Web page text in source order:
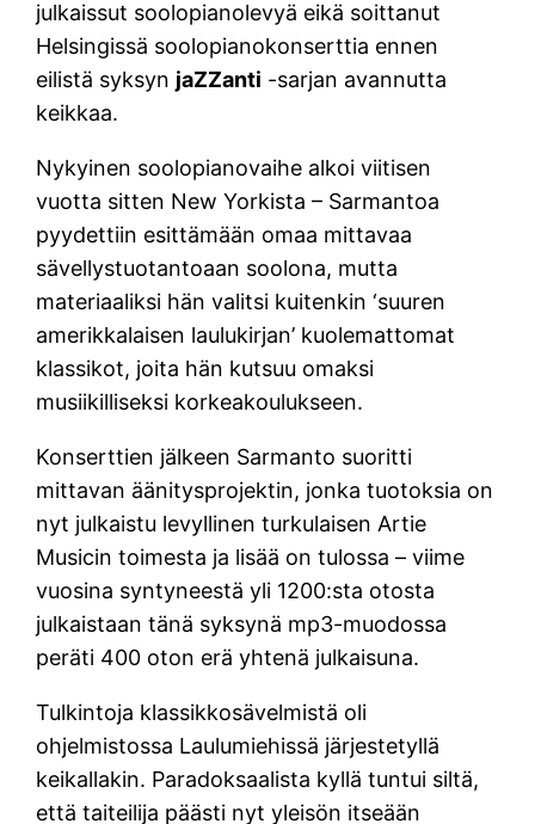
julkaissut soolopianolevyä eikä soittanut
Helsingissä soolopianokonserttia ennen
eilistä syksyn jaZZanti -sarjan avannutta
keikkaa.
Nykyinen soolopianovaihe alkoi viitisen
vuotta sitten New Yorkista – Sarmantoa
pyydettiin esittämään omaa mittavaa
sävellystuotantoaan soolona, mutta
materiaaliksi hän valitsi kuitenkin ‘suuren
amerikkalaisen laulukirjan’ kuolemattomat
klassikot, joita hän kutsuu omaksi
musiikilliseksi korkeakoulukseen.
Konserttien jälkeen Sarmanto suoritti
mittavan äänitysprojektin, jonka tuotoksia on
nyt julkaistu levyllinen turkulaisen Artie
Musicin toimesta ja lisää on tulossa – viime
vuosina syntyneestä yli 1200:sta otosta
julkaistaan tänä syksynä mp3-muodossa
peräti 400 oton erä yhtenä julkaisuna.
Tulkintoja klassikkosävelmistä oli
ohjelmistossa Laulumiehissä järjestetyllä
keikallakin. Paradoksaalista kyllä tuntui siltä,
että taiteilija päästi nyt yleisön itseään